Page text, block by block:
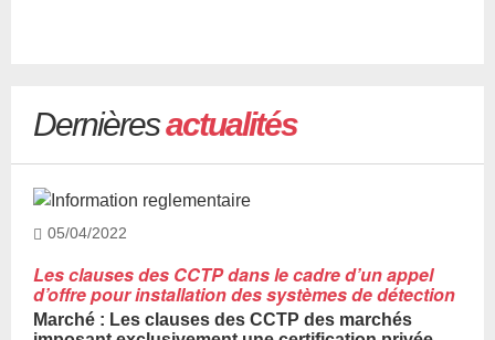
Dernièresactualités
05/04/2022
Les clauses des CCTP dans le cadre d’un appel
d’offre pour installation des systèmes de détection
Marché : Les clauses des CCTP des marchés